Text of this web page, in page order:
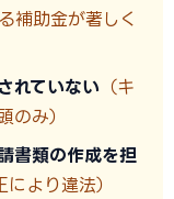
補助金が著しく
れていない （キ
のみ）
書類の作成を担
より違法）